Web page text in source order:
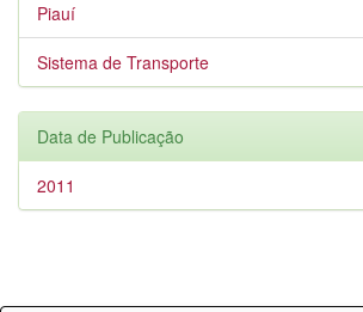
Piauí
Sistema de Transporte
Data de Publicação
2011